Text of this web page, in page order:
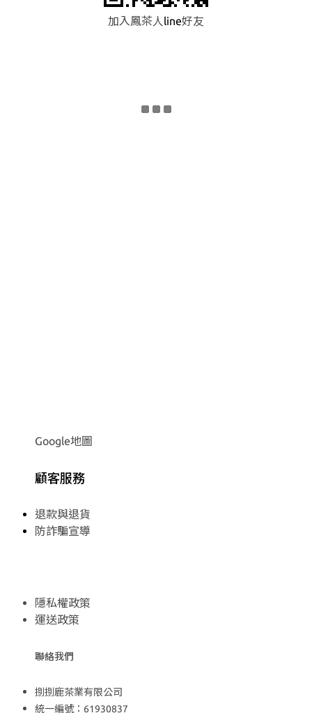
加入鳳茶人 line好友
Google地圖
顧客服務
退款與退貨
防詐騙宣導
隱私權政策
運送政策
聯絡我們
捌捌鹿茶業有限公司
統一編號：61930837